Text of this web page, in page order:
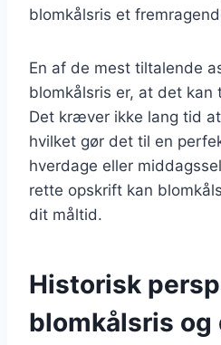
blomkålsris et
En af de mest tiltalende
blomkålsris er, at det
Det kræver ikke lang tid
hvilket gør det til en
hverdage eller
rette opskrift kan
dit måltid.
Historisk
blomkålsris og